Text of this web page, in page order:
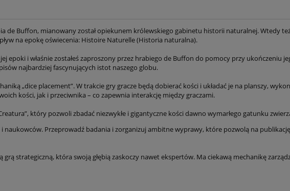
de Buffon, mianowany został opiekunem królewskiego gabinetu historii naturalnej. Wtedy
na epokę oświecenia: Histoire Naturelle (Historia naturalna).
epoki i właśnie zostałeś zaproszony przez hrabiego de Buffon do pomocy przy ukończeniu
najbardziej fascynujących istot naszego globu.
„dice placement”. W trakcie gry gracze będą dobierać kości i układać je na planszy,
kości, jak i przeciwnika – co zapewnia interakcję między graczami.
który pozwoli zbadać niezwykłe i gigantyczne kości dawno wymarłego gatunku
naukowców. Przeprowadź badania i zorganizuj ambitne wyprawy, które pozwolą na
strategiczną, która swoją głębią zaskoczy nawet ekspertów. Ma ciekawą mechanikę